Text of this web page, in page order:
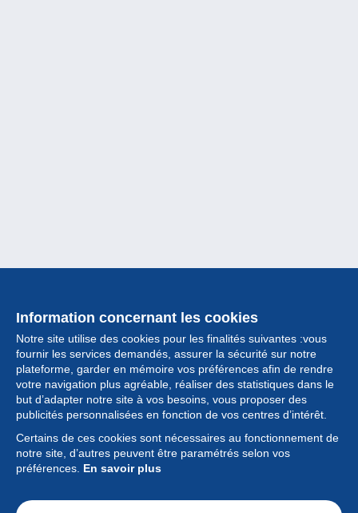
Information concernant les cookies
Notre site utilise des cookies pour les finalités suivantes :vous
fournir les services demandés, assurer la sécurité sur notre
plateforme, garder en mémoire vos préférences afin de rendre
votre navigation plus agréable, réaliser des statistiques dans le
but d’adapter notre site à vos besoins, vous proposer des
publicités personnalisées en fonction de vos centres d’intérêt.
Certains de ces cookies sont nécessaires au fonctionnement de
notre site, d’autres peuvent être paramétrés selon vos
préférences. En savoir plus
Collection
Actualités
Fonctionnalités
Société